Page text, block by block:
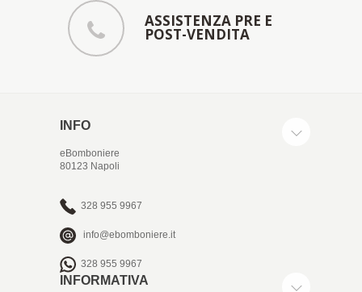
ASSISTENZA PRE E
POST-VENDITA
INFO
eBomboniere
80123 Napoli
328 955 9967
info@ebomboniere.it
328 955 9967
INFORMATIVA